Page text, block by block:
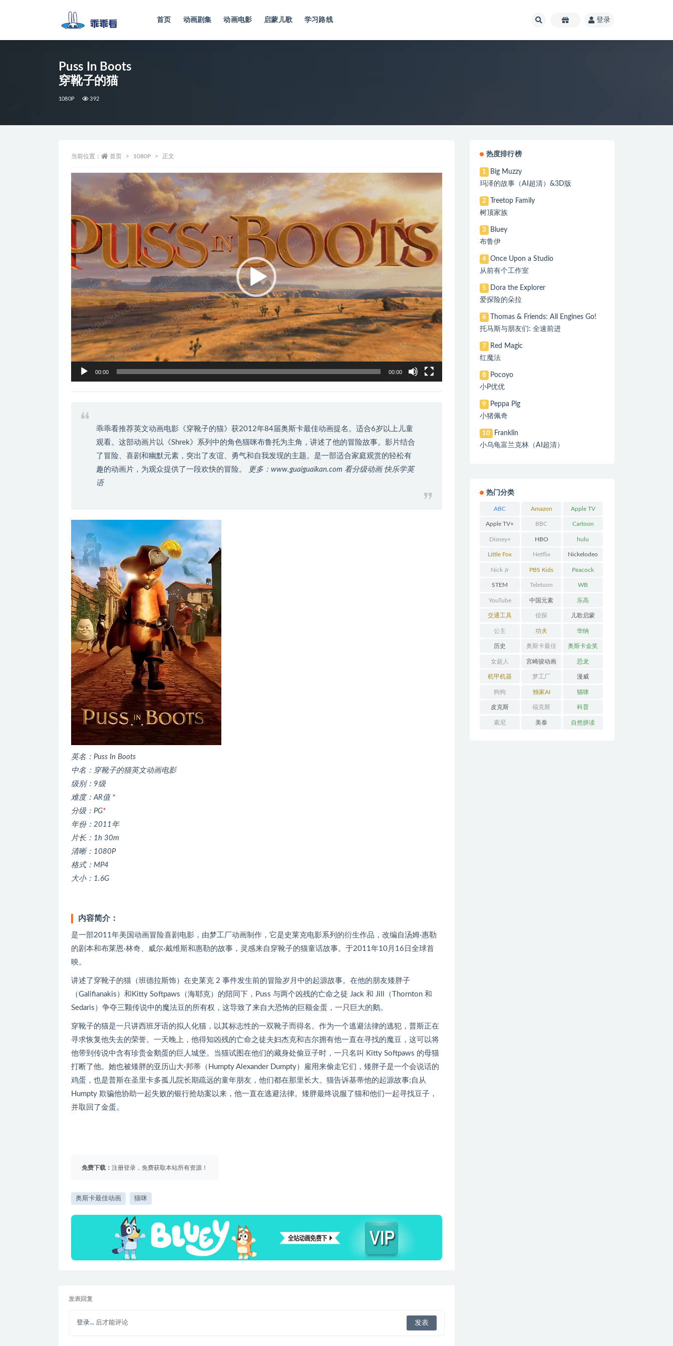
首页 动画剧集 动画电影 启蒙儿歌 学习路线 登录
Puss In Boots
穿靴子的猫
1080P 392
当前位置： 首页 1080P 正文
视
放
器
00:00 00:00
乖乖看推荐英文动画电影《穿靴子的猫》获2012年84届奥斯卡最佳动画提名。适合6岁以上儿童
观看。这部动画片以《Shrek》系列中的角色猫咪布鲁托为主角，讲述了他的冒险故事。影片结合
了冒险、喜剧和幽默元素，突出了友谊、勇气和自我发现的主题。是一部适合家庭观赏的轻松有
趣的动画片，为观众提供了一段欢快的冒险。
更多：www.guaiguaikan.com 看分级动画 快乐学英
语
英名：Puss In Boots
中名：穿靴子的猫英文动画电影
级别：9级
难度：AR值 *
分级：PG*
年份：2011年
片长：1h 30m
清晰：1080P
格式：MP4
大小：1.6G
内容简介：
是一部2011年美国动画冒险喜剧电影，由梦工厂动画制作，它是史莱克电影系列的衍生作品，改编自汤姆·惠勒
的剧本和布莱恩·林奇、威尔·戴维斯和惠勒的故事，灵感来自穿靴子的猫童话故事。于2011年10月16日全球首
映。
讲述了穿靴子的猫（班德拉斯饰）在史莱克 2 事件发生前的冒险岁月中的起源故事。在他的朋友矮胖子
（Galifianakis）和Kitty Softpaws（海耶克）的陪同下，Puss 与两个凶残的亡命之徒 Jack 和 Jill（Thornton 和
Sedaris）争夺三颗传说中的魔法豆的所有权，这导致了来自大恐怖的巨额金蛋，一只巨大的鹅。
穿靴子的猫是一只讲西班牙语的拟人化猫，以其标志性的一双靴子而得名。作为一个逃避法律的逃犯，普斯正在
寻求恢复他失去的荣誉。一天晚上，他得知凶残的亡命之徒夫妇杰克和吉尔拥有他一直在寻找的魔豆，这可以将
他带到传说中含有珍贵金鹅蛋的巨人城堡。当猫试图在他们的藏身处偷豆子时，一只名叫 Kitty Softpaws 的母猫
打断了他。她也被矮胖的亚历山大·邦蒂（Humpty Alexander Dumpty）雇用来偷走它们，矮胖子是一个会说话的
鸡蛋，也是普斯在圣里卡多孤儿院长期疏远的童年朋友，他们都在那里长大。猫告诉基蒂他的起源故事;自从
Humpty 欺骗他协助一起失败的银行抢劫案以来，他一直在逃避法律。矮胖最终说服了猫和他们一起寻找豆子，
并取回了金蛋。
免费下载： 注册登录，免费获取本站所有资源！
奥斯卡最佳动画 猫咪
发表回复
登录... 后才能评论
热度排行榜
1
Big Muzzy
玛泽的故事（AI超清）&3D版
2
Treetop Family
树顶家族
3
Bluey
布鲁伊
4
Once Upon a Studio
从前有个工作室
5
Dora the Explorer
爱探险的朵拉
6
Thomas & Friends: All Engines Go!
托马斯与朋友们: 全速前进
7
Red Magic
红魔法
8
Pocoyo
小P优优
9
Peppa Pig
小猪佩奇
10
Franklin
小乌龟富兰克林（AI超清）
热门分类
ABC Amazon
Prime
Apple TV
Apple TV+ BBC Cartoon
Network
Disney+ HBO hulu
Little Fox Netflix Nickelodeo
n
Nick Jr PBS Kids Peacock
STEM Teletoon WB
YouTube 中国元素 乐高
交通工具 侦探 儿歌启蒙
公主 功夫 华纳
历史 奥斯卡最佳
动画
奥斯卡金奖
女超人 宫崎骏动画 恐龙
机甲机器 梦工厂 漫威
狗狗 独家AI 猫咪
皮克斯 福克斯 科普
索尼 美泰 自然拼读